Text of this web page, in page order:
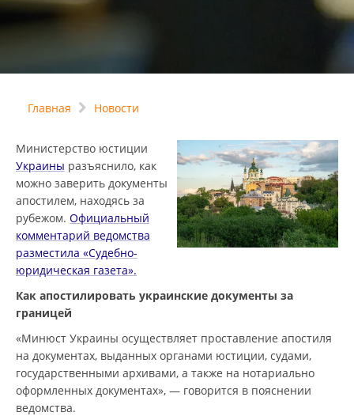
Главная Новости
Министерство юстиции
Украины разъяснило, как
можно заверить документы
апостилем, находясь за
рубежом. Официальный
комментарий ведомства
разместила «Судебно-
юридическая газета».
Как апостилировать украинские документы за
границей
«Минюст Украины осуществляет проставление апостиля
на документах, выданных органами юстиции, судами,
государственными архивами, а также на нотариально
оформленных документах», — говорится в пояснении
ведомства.